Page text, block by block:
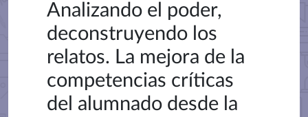
Analizando el poder,
deconstruyendo los
relatos. La mejora de la
competencias críticas
del alumnado desde la